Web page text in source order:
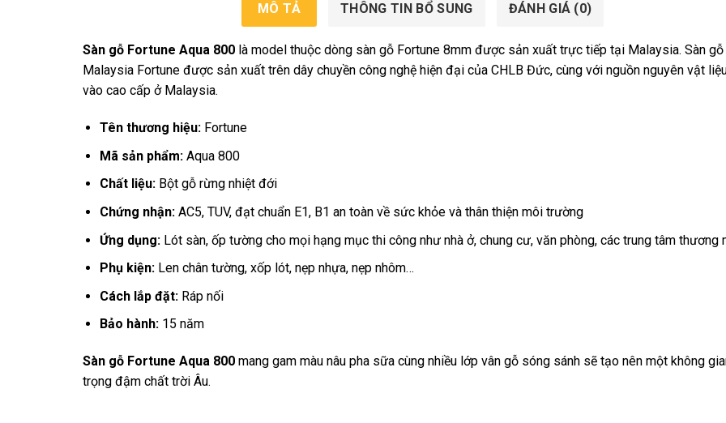
MÔ TẢ THÔNG TIN BỔ SUNG ĐÁNH GIÁ (0)
Sàn gỗ Fortune Aqua 800 là model thuộc dòng sàn gỗ Fortune 8mm được sản xuất trực tiếp tại Malaysia. Sàn gỗ
Malaysia Fortune được sản xuất trên dây chuyền công nghệ hiện đại của CHLB Đức, cùng với nguồn nguyên vật
vào cao cấp ở Malaysia.
Tên thương hiệu:Fortune
Mã sản phẩm: Aqua 800
Chất liệu: Bột gỗ rừng nhiệt đới
Chứng nhận: AC5, TUV, đạt chuẩn E1, B1 an toàn về sức khỏe và thân thiện môi trường
Ứng dụng:Lót sàn, ốp tường cho mọi hạng mục thi công như nhà ở, chung cư, văn phòng, các trung tâm thương
Phụ kiện:Len chân tường, xốp lót, nẹp nhựa, nẹp nhôm…
Cách lắp đặt: Ráp nối
Bảo hành:15 năm
Sàn gỗ Fortune Aqua 800 mang gam màu nâu pha sữa cùng nhiều lớp vân gỗ sóng sánh sẽ tạo nên một không
trọng đậm chất trời Âu.